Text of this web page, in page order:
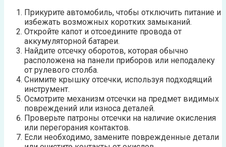
Прикурите автомобиль, чтобы отключить питание и
избежать возможных коротких замыканий.
Откройте капот и отсоедините провода от
аккумуляторной батареи.
Найдите отсечку оборотов, которая обычно
расположена на панели приборов или неподалеку
от рулевого столба.
Снимите крышку отсечки, используя подходящий
инструмент.
Осмотрите механизм отсечки на предмет видимых
повреждений или износа деталей.
Проверьте патроны отсечки на наличие окисления
или перегорания контактов.
Если необходимо, замените поврежденные детали